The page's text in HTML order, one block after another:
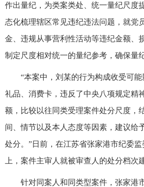
作出量纪，为类案类处、统一量纪尺度
态化梳理辖区常见违纪违法问题，就党
金、违规从事营利性活动等违纪金额、
制定尺度相对统一的量纪参考，确保量
“本案中，刘某的行为构成收受可
礼品、消费卡，违反了中央八项规定精
额，比较以往同类受理案件处分尺度，
间、情节以及本人态度等因素，建议给
处分。”日前，在江苏省张家港市纪委
上，案件主审人就被审查人的处分档次
针对同案人和同类型案件，张家港